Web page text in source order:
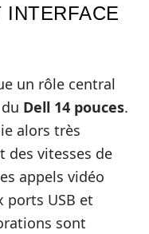
INTERFACE
un rôle central
Dell 14 pouces.
alors très
des vitesses de
appels vidéo
ports USB et
sont